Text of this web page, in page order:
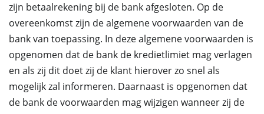
zijn betaalrekening bij de bank afgesloten. Op de
overeenkomst zijn de algemene voorwaarden van de
bank van toepassing. In deze algemene voorwaarden is
opgenomen dat de bank de kredietlimiet mag verlagen
en als zij dit doet zij de klant hierover zo snel als
mogelijk zal informeren. Daarnaast is opgenomen dat
de bank de voorwaarden mag wijzigen wanneer zij de